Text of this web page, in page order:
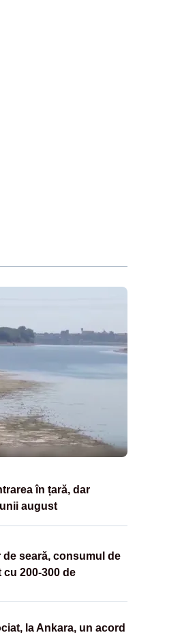
în țară, dar
august
seară, consumul de
200-300 de
la Ankara, un acord